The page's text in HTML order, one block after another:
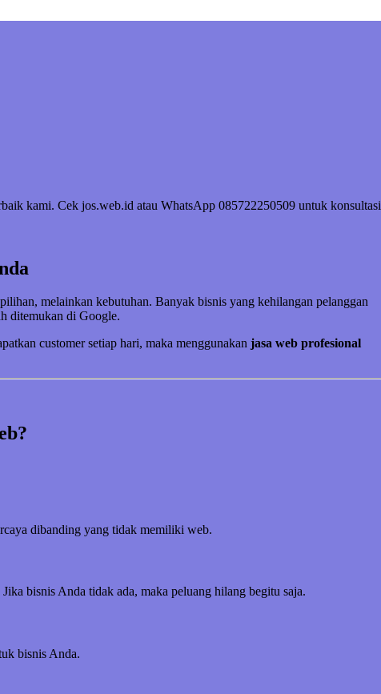
kami. Cek jos.web.id atau WhatsApp 085722250509 untuk konsultasi
melainkan kebutuhan. Banyak bisnis yang kehilangan pelanggan
ditemukan di Google.
customer setiap hari, maka menggunakan jasa web profesional
dibanding yang tidak memiliki web.
bisnis Anda tidak ada, maka peluang hilang begitu saja.
bisnis Anda.